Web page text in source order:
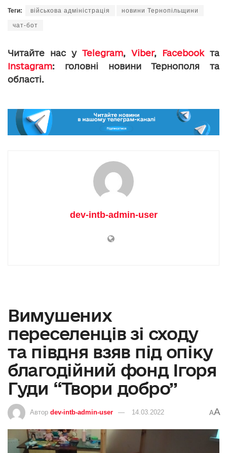
Теги: військова адміністрація новини Тернопільщини
чат-бот
Читайте нас у Telegram, Viber, Facebookта
Instagram: головні новини Тернополя та
області.
dev-intb-admin-user
Вимушених
переселенців зі сходу
та півдня взяв під опіку
благодійний фонд Ігоря
Гуди “Твори добро”
Автор dev-intb-admin-user 14.03.2022 AA